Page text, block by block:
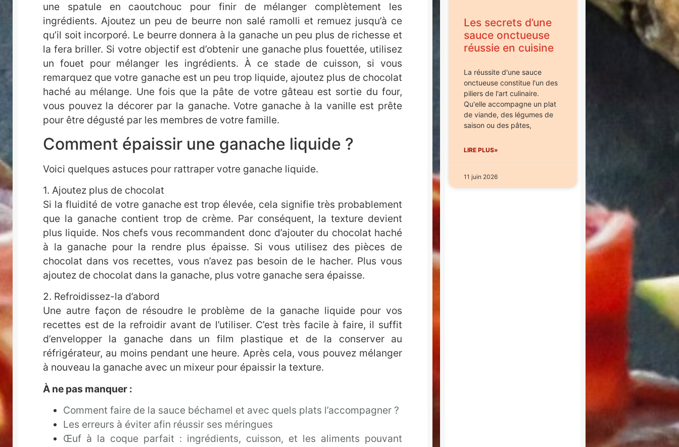
une spatule en caoutchouc pour finir de mélanger complètement les
ingrédients. Ajoutez un peu de beurre non salé ramolli et remuez jusqu’à ce
qu’il soit incorporé. Le beurre donnera à la ganache un peu plus de richesse et
la fera briller. Si votre objectif est d’obtenir une ganache plus fouettée, utilisez
un fouet pour mélanger les ingrédients. À ce stade de cuisson, si vous
remarquez que votre ganache est un peu trop liquide, ajoutez plus de chocolat
haché au mélange. Une fois que la pâte de votre gâteau est sortie du four,
vous pouvez la décorer par la ganache. Votre ganache à la vanille est prête
pour être dégusté par les membres de votre famille.
Comment épaissir une ganache liquide ?
Voici quelques astuces pour rattraper votre ganache liquide.
1. Ajoutez plus de chocolat
Si la fluidité de votre ganache est trop élevée, cela signifie très probablement
que la ganache contient trop de crème. Par conséquent, la texture devient
plus liquide. Nos chefs vous recommandent donc d’ajouter du chocolat haché
à la ganache pour la rendre plus épaisse. Si vous utilisez des pièces de
chocolat dans vos recettes, vous n’avez pas besoin de le hacher. Plus vous
ajoutez de chocolat dans la ganache, plus votre ganache sera épaisse.
2. Refroidissez-la d’abord
Une autre façon de résoudre le problème de la ganache liquide pour vos
recettes est de la refroidir avant de l’utiliser. C’est très facile à faire, il suffit
d’envelopper la ganache dans un film plastique et de la conserver au
réfrigérateur, au moins pendant une heure. Après cela, vous pouvez mélanger
à nouveau la ganache avec un mixeur pour épaissir la texture.
À ne pas manquer :
Comment faire de la sauce béchamel et avec quels plats l’accompagner ?
Les erreurs à éviter afin réussir ses méringues
Œuf à la coque parfait : ingrédients, cuisson, et les aliments pouvant
Les secrets d’une
sauce onctueuse
réussie en cuisine
La réussite d'une sauce
onctueuse constitue l'un des
piliers de l'art culinaire.
Qu'elle accompagne un plat
de viande, des légumes de
saison ou des pâtes,
LIRE PLUS»
11 juin 2026